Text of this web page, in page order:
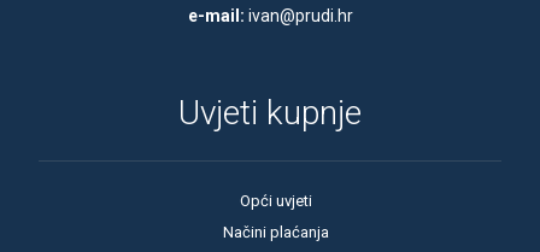
e-mail: ivan@prudi.hr
Uvjeti kupnje
Opći uvjeti
Načini plaćanja